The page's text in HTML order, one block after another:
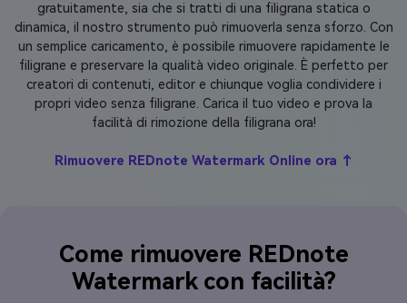
gratuitamente, sia che si tratti di una filigrana statica o
dinamica, il nostro strumento può rimuoverla senza sforzo. Con
un semplice caricamento, è possibile rimuovere rapidamente le
filigrane e preservare la qualità video originale. È perfetto per
creatori di contenuti, editor e chiunque voglia condividere i
propri video senza filigrane. Carica il tuo video e prova la
facilità di rimozione della filigrana ora!
Rimuovere REDnote Watermark Online ora ↑
Come rimuovere REDnote
Watermark con facilità?